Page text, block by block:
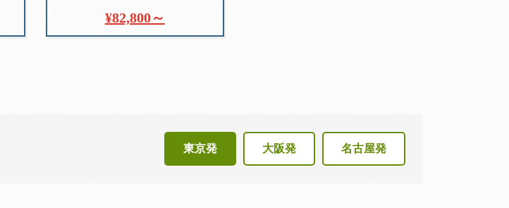
¥82,800～
東京発 大阪発 名古屋発